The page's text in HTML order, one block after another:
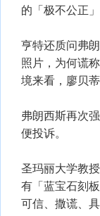
的「极不公正」
亨特还质问弗
照片，为何谎
境来看，廖贝
弗朗西斯再次
便投诉。
圣玛丽大学教
有「蓝宝石刻
可信、撒谎、